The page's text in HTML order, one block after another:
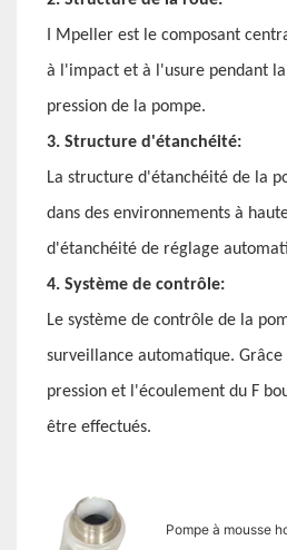
Mpeller est le composant
à l'impact et à l'usure pendant
pression de la pompe.
3. Structure d'étanchéité:
La structure d'étanchéité de la
dans des environnements à
d'étanchéité de réglage
4. Système de contrôle:
Le système de contrôle de la
surveillance automatique.
pression et l'écoulement du F
être effectués.
Pompe à mousse